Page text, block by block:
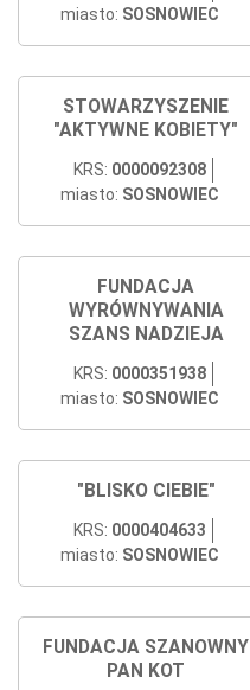
miasto: SOSNOWIEC
STOWARZYSZENIE
"AKTYWNE KOBIETY"
KRS: 0000092308
miasto: SOSNOWIEC
FUNDACJA
WYRÓWNYWANIA
SZANS NADZIEJA
KRS: 0000351938
miasto: SOSNOWIEC
"BLISKO CIEBIE"
KRS: 0000404633
miasto: SOSNOWIEC
FUNDACJA SZANOWNY
PAN KOT